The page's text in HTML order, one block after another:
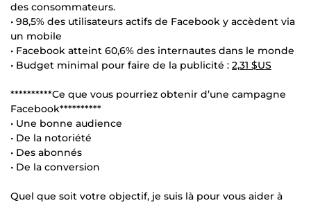
des consommateurs.
• 98,5% des utilisateurs actifs de Facebook y accèdent via
un mobile
• Facebook atteint 60,6% des internautes dans le monde
• Budget minimal pour faire de la publicité : 2,31 $US
**********Ce que vous pourriez obtenir d’une campagne
Facebook**********
• Une bonne audience
• De la notoriété
• Des abonnés
• De la conversion
Quel que soit votre objectif, je suis là pour vous aider à